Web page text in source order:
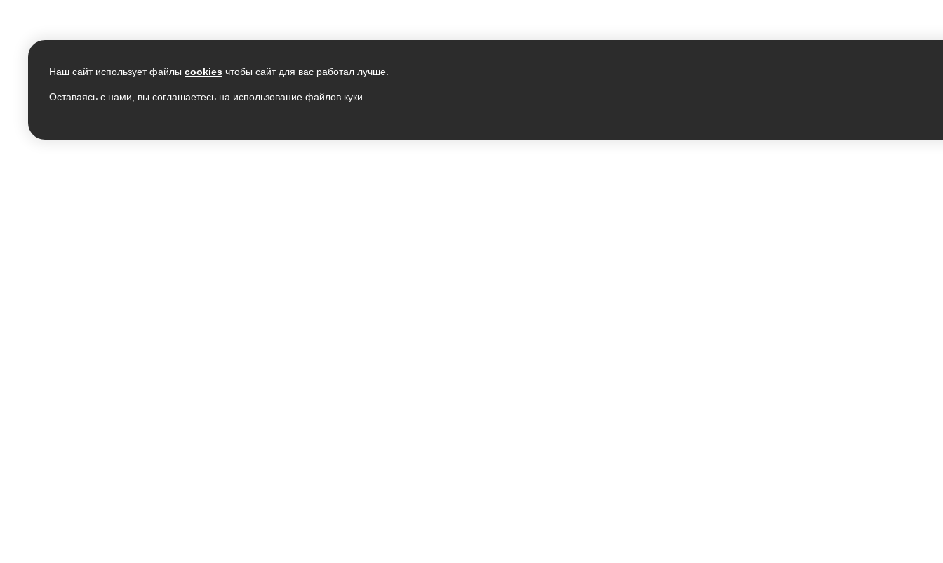
Наш сайт использует файлы cookies чтобы сайт для вас работал лучше.
Оставаясь с нами, вы соглашаетесь на использование файлов куки.